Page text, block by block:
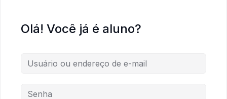
Olá! Você já é aluno?